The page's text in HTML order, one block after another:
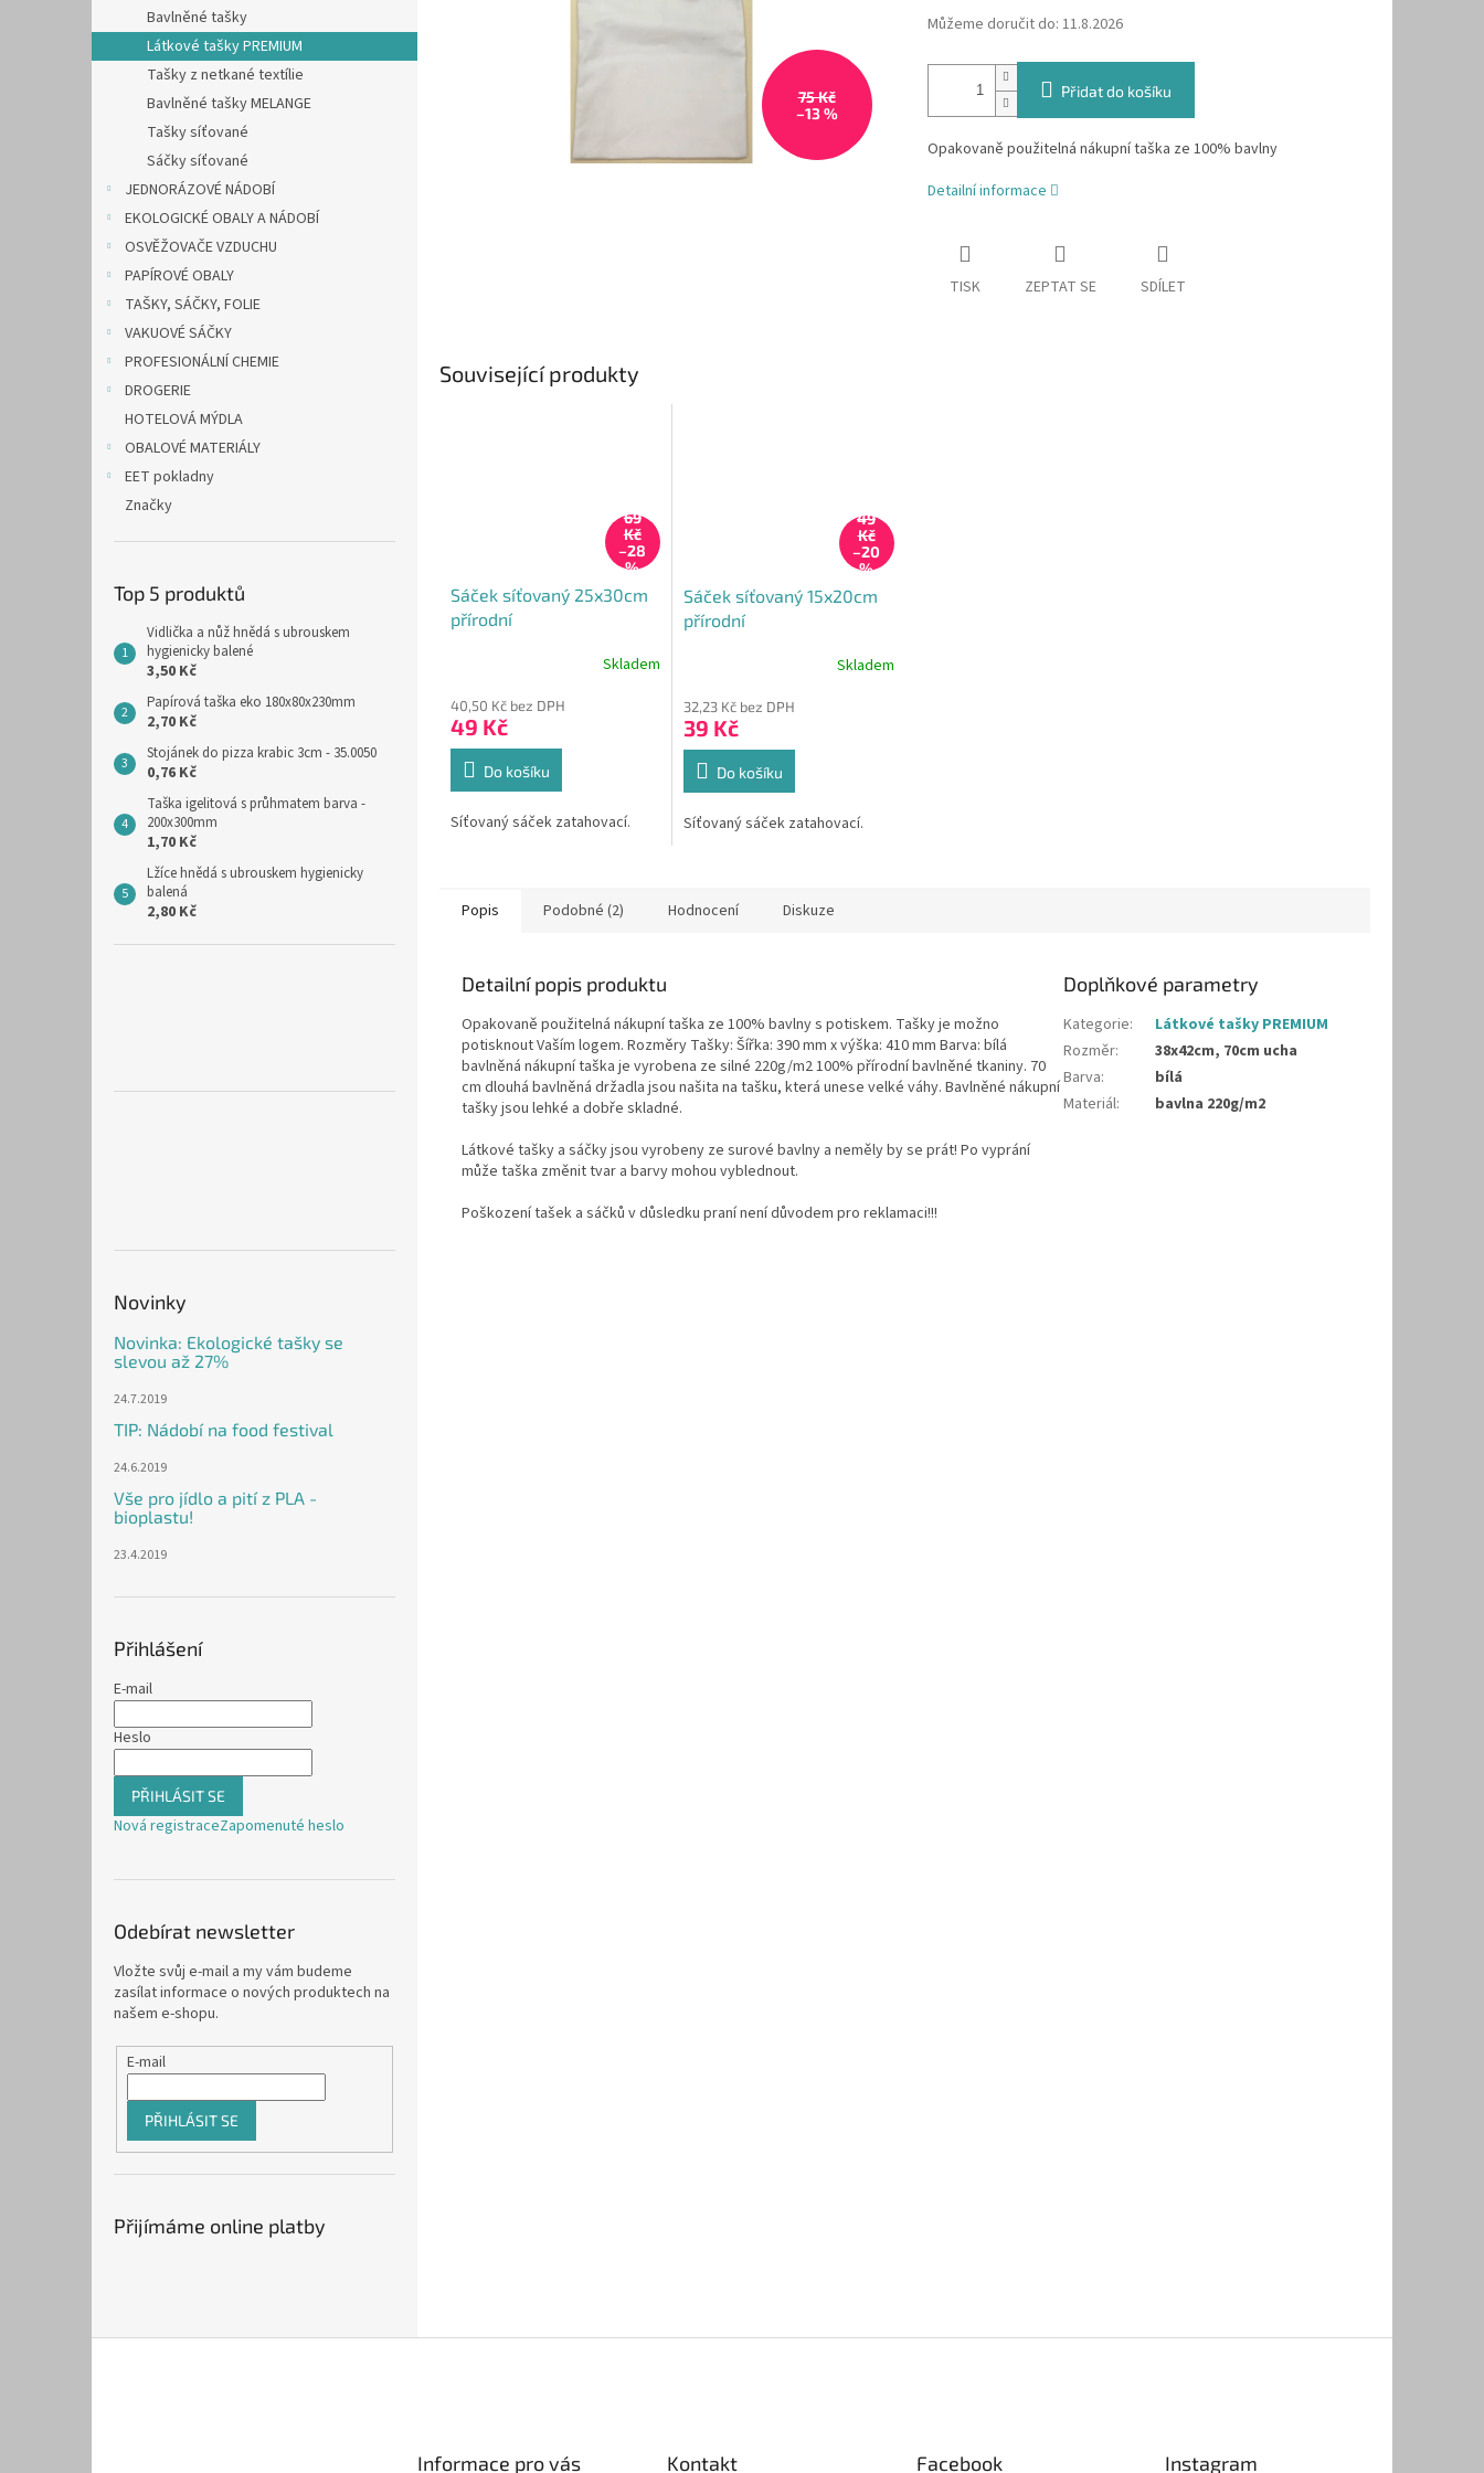
e
l
Bavlněné tašky
Látkové tašky PREMIUM
Tašky z netkané textílie
Bavlněné tašky MELANGE
Tašky síťované
Sáčky síťované
JEDNORÁZOVÉ NÁDOBÍ
EKOLOGICKÉ OBALY A NÁDOBÍ
OSVĚŽOVAČE VZDUCHU
PAPÍROVÉ OBALY
TAŠKY, SÁČKY, FOLIE
VAKUOVÉ SÁČKY
PROFESIONÁLNÍ CHEMIE
DROGERIE
HOTELOVÁ MÝDLA
OBALOVÉ MATERIÁLY
EET pokladny
Značky
Top 5 produktů
Vidlička a nůž hnědá s ubrouskem
hygienicky balené
3,50 Kč
Papírová taška eko 180x80x230mm
2,70 Kč
Stojánek do pizza krabic 3cm - 35.0050
0,76 Kč
Taška igelitová s průhmatem barva -
200x300mm
1,70 Kč
Lžíce hnědá s ubrouskem hygienicky
balená
2,80 Kč
Novinky
Novinka: Ekologické tašky se
slevou až 27%
24.7.2019
TIP: Nádobí na food festival
24.6.2019
Vše pro jídlo a pití z PLA -
bioplastu!
23.4.2019
Přihlášení
E-mail
Heslo
PŘIHLÁSIT SE
Nová registraceZapomenuté heslo
Odebírat newsletter
Vložte svůj e-mail a my vám budeme
zasílat informace o nových produktech na
našem e-shopu.
E-mail
PŘIHLÁSIT SE
Přijímáme online platby
75 Kč
–13 %
Můžeme doručit do: 11.8.2026
Přidat do košíku
Opakovaně použitelná nákupní taška ze 100% bavlny
Detailní informace
TISK ZEPTAT SE SDÍLET
Související produkty
69
Kč
–28
%
Sáček síťovaný 25x30cm
přírodní
produktu
je
5,0
5
hvězdiček.
Skladem
40,50 Kč bez DPH
49 Kč
Do košíku
Síťovaný sáček zatahovací.
49
Kč
–20
%
Sáček síťovaný 15x20cm
přírodní
Skladem
32,23 Kč bez DPH
39 Kč
Do košíku
Síťovaný sáček zatahovací.
Popis Podobné (2) Hodnocení Diskuze
Detailní popis produktu
Opakovaně použitelná nákupní taška ze 100% bavlny s potiskem. Tašky je možno
potisknout Vaším logem. Rozměry Tašky: Šířka: 390 mm x výška: 410 mm Barva: bílá
bavlněná nákupní taška je vyrobena ze silné 220g/m2 100% přírodní bavlněné tkaniny. 70
cm dlouhá bavlněná držadla jsou našita na tašku, která unese velké váhy. Bavlněné nákupní
tašky jsou lehké a dobře skladné.
Látkové tašky a sáčky jsou vyrobeny ze surové bavlny a neměly by se prát! Po vyprání
může taška změnit tvar a barvy mohou vyblednout.
Poškození tašek a sáčků v důsledku praní není důvodem pro reklamaci!!!
Doplňkové parametry
Kategorie:
Látkové tašky PREMIUM
Rozměr:
38x42cm, 70cm ucha
Barva:
bílá
Materiál: bavlna 220g/m2
Informace pro vás Kontakt Facebook Instagram